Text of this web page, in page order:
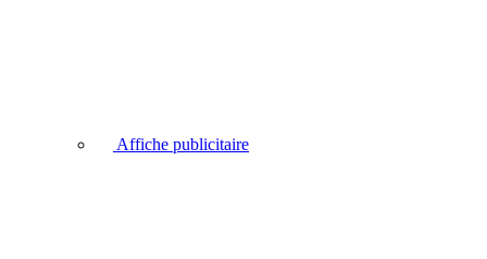
Affiche publicitaire